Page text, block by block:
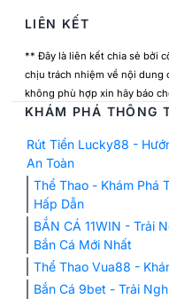
LIÊN KẾT
** Đây là liên kết chia sẻ bởi
chịu trách nhiệm về nội dung
không phù hợp xin hãy báo
KHÁM PHÁ THÔNG
Rút Tiền Lucky88 -
An Toàn
Thể Thao - Khám Phá
Hấp Dẫn
BẮN CÁ 11WIN - Trải
Bắn Cá Mới Nhất
Thể Thao Vua88 -
Bắn Cá 9bet - Trải